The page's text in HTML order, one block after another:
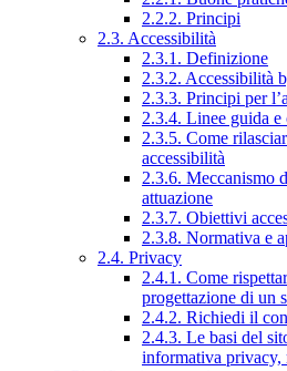
2.2.2. Principi
2.3. Accessibilità
2.3.1. Definizione
2.3.2. Accessibilità
2.3.3. Principi per
2.3.4. Linee guida e
2.3.5. Come
accessibilità
2.3.6. Meccanismo
attuazione
2.3.7. Obiettivi
2.3.8. Normativa e
2.4. Privacy
2.4.1. Come
progettazione di un
2.4.2. Richiedi il
2.4.3. Le basi del
informativa